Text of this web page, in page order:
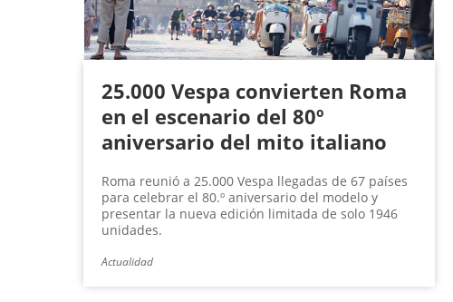
25.000 Vespa convierten Roma
en el escenario del 80º
aniversario del mito italiano
Roma reunió a 25.000 Vespa llegadas de 67 países
para celebrar el 80.º aniversario del modelo y
presentar la nueva edición limitada de solo 1946
unidades.
Actualidad